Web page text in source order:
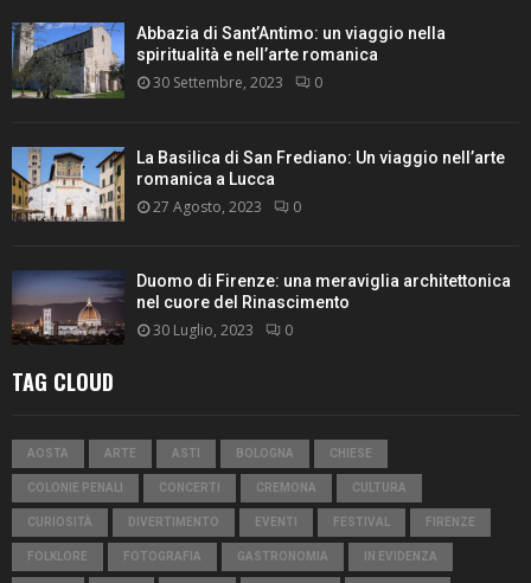
Abbazia di Sant’Antimo: un viaggio nella
spiritualità e nell’arte romanica
30 Settembre, 2023 0
La Basilica di San Frediano: Un viaggio nell’arte
romanica a Lucca
27 Agosto, 2023 0
Duomo di Firenze: una meraviglia architettonica
nel cuore del Rinascimento
30 Luglio, 2023 0
TAG CLOUD
AOSTA ARTE ASTI BOLOGNA CHIESE
COLONIE PENALI CONCERTI CREMONA CULTURA
CURIOSITÀ DIVERTIMENTO EVENTI FESTIVAL FIRENZE
FOLKLORE FOTOGRAFIA GASTRONOMIA IN EVIDENZA